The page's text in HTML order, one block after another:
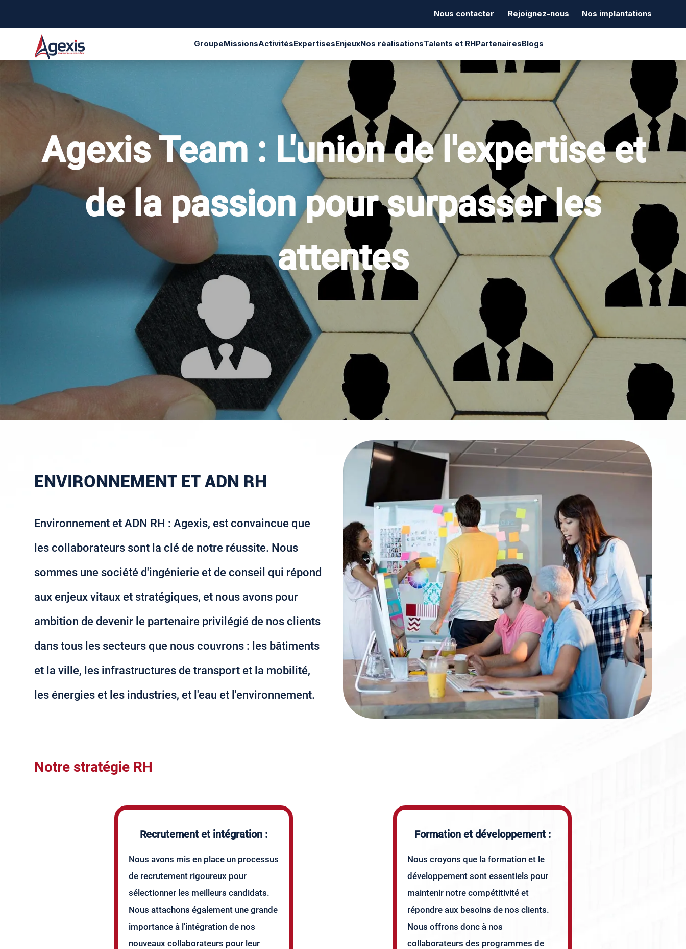
Nous contacter Rejoignez-nous Nos implantations
GroupeMissionsActivitésExpertisesEnjeuxNos réalisationsTalents et RHPartenairesBlogs
Agexis Team : L'union de l'expertise et
de la passion pour surpasser les
attentes
ENVIRONNEMENT ET ADN RH
Environnement et ADN RH : Agexis, est convaincue que
les collaborateurs sont la clé de notre réussite. Nous
sommes une société d'ingénierie et de conseil qui répond
aux enjeux vitaux et stratégiques, et nous avons pour
ambition de devenir le partenaire privilégié de nos clients
dans tous les secteurs que nous couvrons : les bâtiments
et la ville, les infrastructures de transport et la mobilité,
les énergies et les industries, et l'eau et l'environnement.
Notre stratégie RH
Recrutement et intégration :
Nous avons mis en place un processus
de recrutement rigoureux pour
sélectionner les meilleurs candidats.
Nous attachons également une grande
importance à l'intégration de nos
nouveaux collaborateurs pour leur
Formation et développement :
Nous croyons que la formation et le
développement sont essentiels pour
maintenir notre compétitivité et
répondre aux besoins de nos clients.
Nous offrons donc à nos
collaborateurs des programmes de